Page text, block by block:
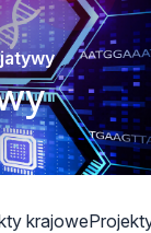
krajowe